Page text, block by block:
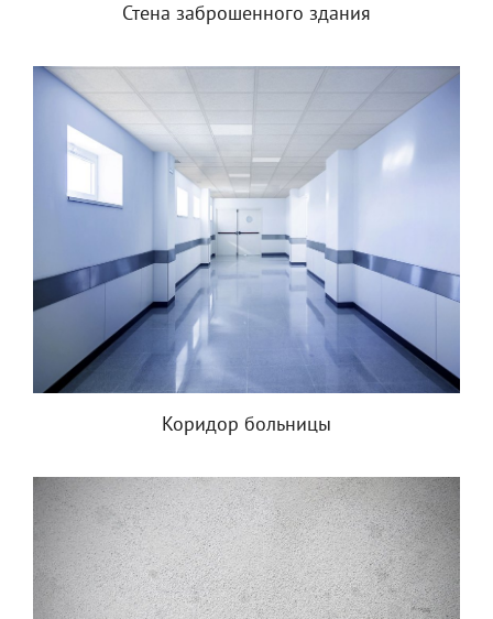
Стена заброшенного здания
Коридор больницы